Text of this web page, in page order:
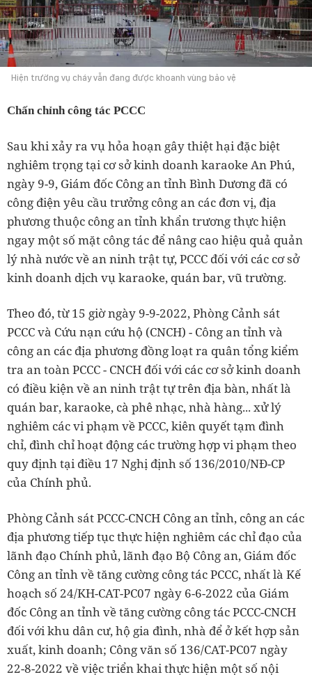
Hiện trường vụ cháy vẫn đang được khoanh vùng bảo vệ
Chấn chỉnh công tác PCCC
Sau khi xảy ra vụ hỏa hoạn gây thiệt hại đặc biệt
nghiêm trọng tại cơ sở kinh doanh karaoke An Phú,
ngày 9-9, Giám đốc Công an tỉnh Bình Dương đã có
công điện yêu cầu trưởng công an các đơn vị, địa
phương thuộc công an tỉnh khẩn trương thực hiện
ngay một số mặt công tác để nâng cao hiệu quả quản
lý nhà nước về an ninh trật tự, PCCC đối với các cơ sở
kinh doanh dịch vụ karaoke, quán bar, vũ trường.
Theo đó, từ 15 giờ ngày 9-9-2022, Phòng Cảnh sát
PCCC và Cứu nạn cứu hộ (CNCH) - Công an tỉnh và
công an các địa phương đồng loạt ra quân tổng kiểm
tra an toàn PCCC - CNCH đối với các cơ sở kinh doanh
có điều kiện về an ninh trật tự trên địa bàn, nhất là
quán bar, karaoke, cà phê nhạc, nhà hàng... xử lý
nghiêm các vi phạm về PCCC, kiên quyết tạm đình
chỉ, đình chỉ hoạt động các trường hợp vi phạm theo
quy định tại điều 17 Nghị định số 136/2010/NĐ-CP
của Chính phủ.
Phòng Cảnh sát PCCC-CNCH Công an tỉnh, công an các
địa phương tiếp tục thực hiện nghiêm các chỉ đạo của
lãnh đạo Chính phủ, lãnh đạo Bộ Công an, Giám đốc
Công an tỉnh về tăng cường công tác PCCC, nhất là Kế
hoạch số 24/KH-CAT-PC07 ngày 6-6-2022 của Giám
đốc Công an tỉnh về tăng cường công tác PCCC-CNCH
đối với khu dân cư, hộ gia đình, nhà để ở kết hợp sản
xuất, kinh doanh; Công văn số 136/CAT-PC07 ngày
22-8-2022 về việc triển khai thực hiện một số nội